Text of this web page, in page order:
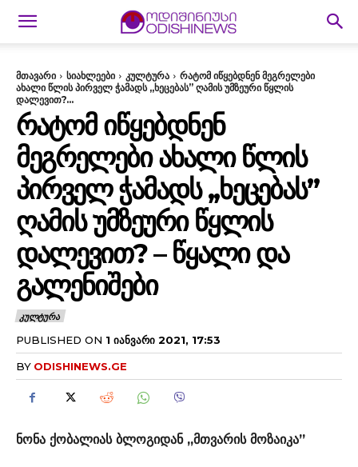
მთავარი სიახლეები კულტურა
რატომ იწყებდნენ მეგრელები
ახალი წლის პირველ ჭამადს ,,ხეცებას” ღამის უმზეური წყლის
დალევით?...
ᲠᲐᲢᲝᲛ ᲘᲬᲧᲔᲑᲓᲜᲔᲜ
ᲛᲔᲒᲠᲔᲚᲔᲑᲘ ᲐᲮᲐᲚᲘ ᲬᲚᲘᲡ
ᲞᲘᲠᲕᲔᲚ ᲭᲐᲛᲐᲓᲡ ,,ᲮᲔᲪᲔᲑᲐᲡ”
ᲦᲐᲛᲘᲡ ᲣᲛᲖᲔᲣᲠᲘ ᲬᲧᲚᲘᲡ
ᲓᲐᲚᲔᲕᲘᲗ? – ᲬᲧᲐᲚᲘ ᲓᲐ
ᲒᲐᲚᲔᲜᲘᲨᲔᲑᲘ
ᲙᲣᲚᲢᲣᲠᲐ
PUBLISHED ON 1 ᲘᲐᲜᲕᲐᲠᲘ 2021, 17:53
BY ODISHINEWS.GE
ნონა ქობალიას ბლოგიდან ,,მთვარის მოზაიკა”